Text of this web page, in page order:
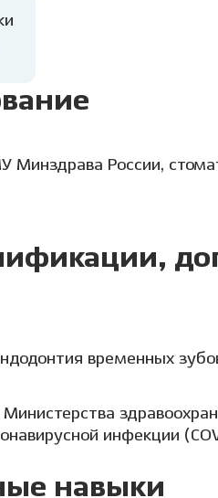
России,
временных
инфекции
навыки